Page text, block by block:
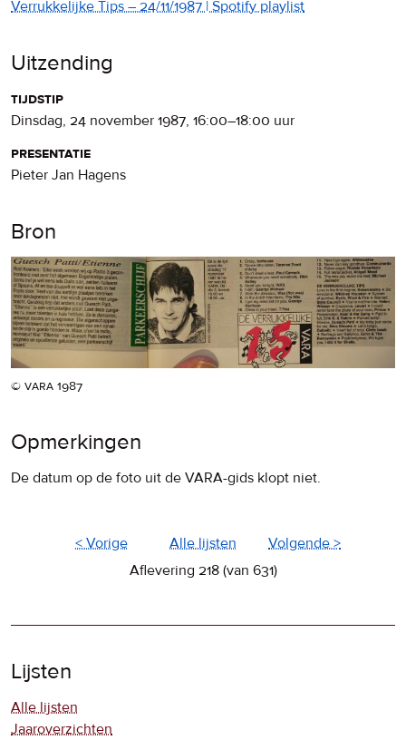
Verrukkelijke Tips – 24/11/1987 | Spotify playlist
Uitzending
tijdstip
dinsdag, 24 november 1987, 16:00–18:00 uur
presentatie
Pieter Jan Hagens
Bron
© vara 1987
Opmerkingen
De datum op de foto uit de VARA-gids klopt niet.
< Vorige Alle lijsten
Volgende >
Aflevering 218 (van 631)
Lijsten
Alle lijsten
Jaaroverzichten